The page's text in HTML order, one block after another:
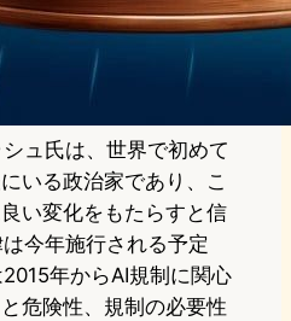
ュ氏は、世界で初めて
いる政治家であり、こ
い変化をもたらすと信
今年施行される予定
年からAI規制に関心
危険性、規制の必要性